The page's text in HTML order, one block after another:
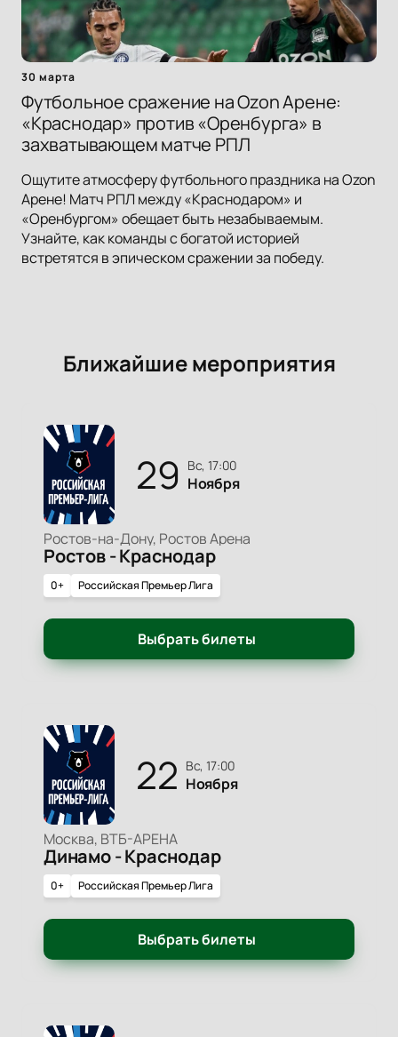
30 марта
Футбольное сражение на Ozon Арене:
«Краснодар» против «Оренбурга» в
захватывающем матче РПЛ
Ощутите атмосферу футбольного праздника на Ozon
Арене! Матч РПЛ между «Краснодаром» и
«Оренбургом» обещает быть незабываемым.
Узнайте, как команды с богатой историей
встретятся в эпическом сражении за победу.
Ближайшие мероприятия
29 вс, 17:00
Ноября
Ростов-на-Дону, Ростов Арена
Ростов - Краснодар
0+ Российская Премьер Лига
Выбрать билеты
22 вс, 17:00
Ноября
Москва, ВТБ-АРЕНА
Динамо - Краснодар
0+ Российская Премьер Лига
Выбрать билеты